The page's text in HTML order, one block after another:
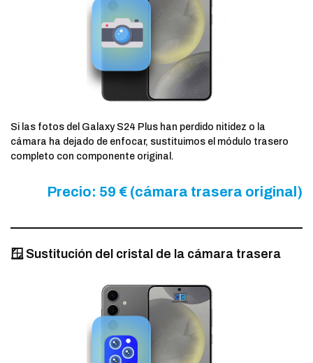
Si las fotos del Galaxy S24 Plus han perdido nitidez o la
cámara ha dejado de enfocar, sustituimos el módulo trasero
completo con componente original.
Precio: 59 € (cámara trasera original)
🪟 Sustitución del cristal de la cámara trasera